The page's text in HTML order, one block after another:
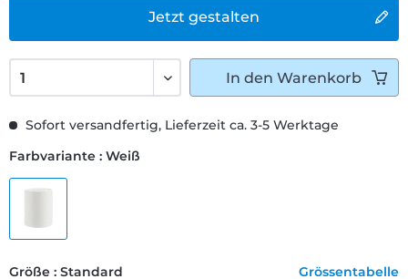
Jetzt gestalten
Sofort versandfertig, Lieferzeit ca. 3-5 Werktage
Farbvariante : Weiß
Größe : Standard Grössentabelle
In den Warenkorb